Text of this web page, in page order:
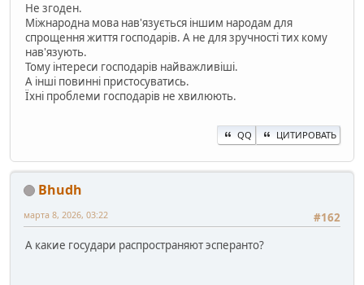
Не згоден.
Міжнародна мова нав'язується іншим народам для
спрощення життя господарів. А не для зручності тих кому
нав'язують.
Тому інтереси господарів найважливіші.
А інші повинні пристосуватись.
Їхні проблеми господарів не хвилюють.
QQ ЦИТИРОВАТЬ
Bhudh
#162
марта 8, 2026, 03:22
А какие государи распространяют эсперанто?